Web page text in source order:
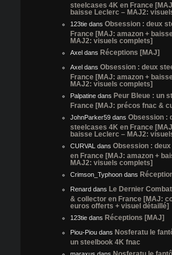
steelcases 4K en France
baisse Leclerc – MAJ2:
123tie dans Obsession : deux
France [MAJ: amazon +
MAJ2: visuels complets]
Axel dans Réceptions [MAJ]
Axel dans Obsession : deux
France [MAJ: amazon +
MAJ2: visuels complets]
Palpatine dans Peur Bleue : un
France [MAJ: précos fnac &
JohnParker59 dans Obsession :
steelcases 4K en France
baisse Leclerc – MAJ2:
CURVAL dans Obsession :
en France [MAJ: amazon +
MAJ2: visuels complets]
Crimson_Typhoon dans
Renard dans Le Dernier
& collector en France [MAJ:
euros offerts + visuel détaillé]
123tie dans Réceptions [MAJ]
Piou-Piou dans Nosferatu le
un steelbook 4K fnac
maraxus dans